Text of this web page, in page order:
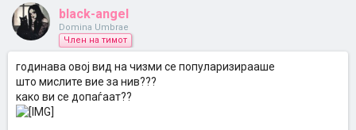
black-angel
Domina Umbrae
Член на тимот
годинава овој вид на чизми се популаризирааше
што мислите вие за нив???
како ви се допаѓаат??